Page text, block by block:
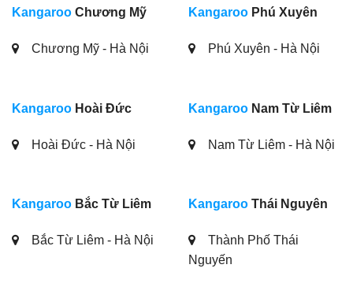
Kangaroo Chương Mỹ
Chương Mỹ - Hà Nội
Kangaroo Phú Xuyên
Phú Xuyên - Hà Nội
Kangaroo Hoài Đức
Hoài Đức - Hà Nội
Kangaroo Nam Từ Liêm
Nam Từ Liêm - Hà Nội
Kangaroo Bắc Từ Liêm
Bắc Từ Liêm - Hà Nội
Kangaroo Thái Nguyên
Thành Phố Thái
Nguyến